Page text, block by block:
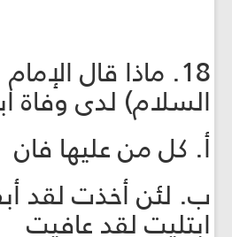
18. ماذا قال
السلام) لدى وفاة
أ. كل من عليها فان
ب. لئن أخذت لقد
ابتليت لقد عافيت